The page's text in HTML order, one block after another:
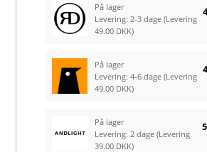
På lager
Levering: 2-3 dage(Levering
49.00 DKK)
På lager
Levering: 4-6 dage(Levering
49.00 DKK)
På lager
Levering: 2 dage(Levering
39.00 DKK)